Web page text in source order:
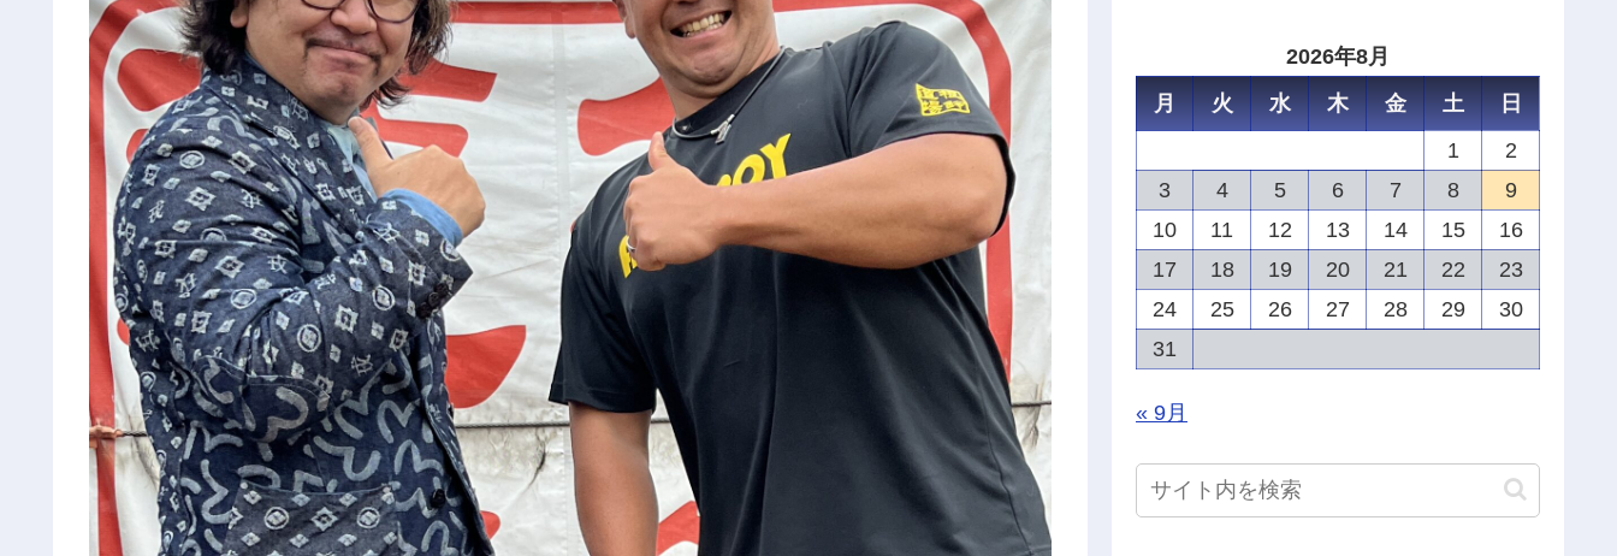
2026年8月
月
火 水 木 金 土
日
1
2
3
4 5 6 7 8
9
10
11 12 13 14 15
16
17
18 19 20 21 22
23
24
25 26 27 28 29
30
31
« 9月